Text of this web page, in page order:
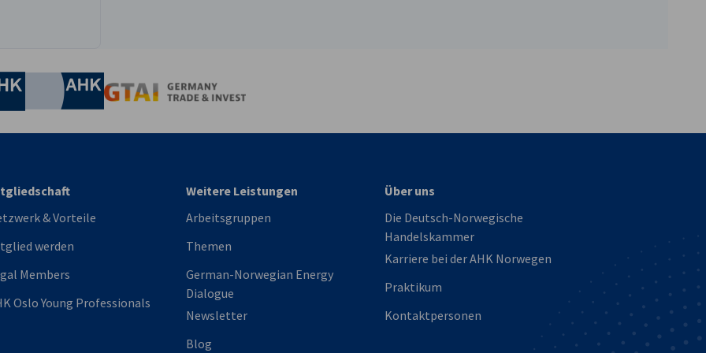
advisor who combines
who enjoys
and commercial responsibility.
with customers ensuring that they
by identifying and leading opportunities to
value through upsell
forecast and improve NRR
Industrie- und Handelskammer
Industrie- und Handelskammer
AHK.de
& Vorteile
werden
Members
Oslo Young Professionals
Weitere Leistungen
Arbeitsgruppen
Themen
German-Norwegian Energy
Dialogue
Newsletter
Blog
Über uns
Die Deutsch-Norwegische
Handelskammer
Karriere bei der AHK Norwegen
Praktikum
Kontaktpersonen